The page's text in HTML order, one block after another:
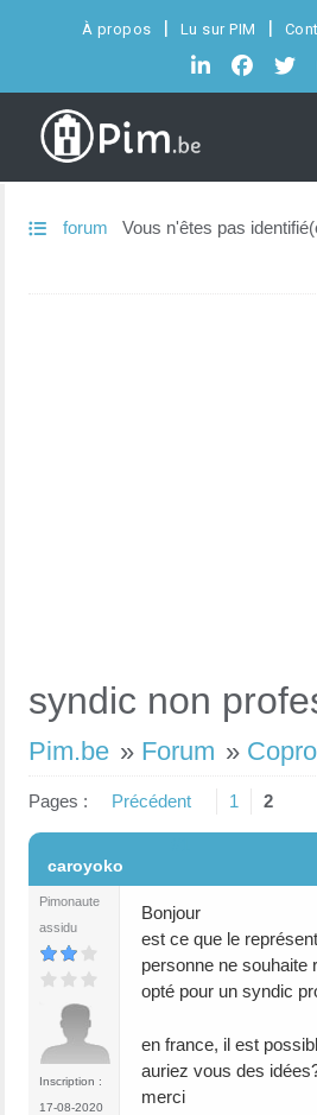
À propos Lu sur PIM
forum Vous n'êtes pas
syndic non
Pim.be » Forum »
Pages : Précédent 1 2
caroyoko
Pimonaute
assidu
Inscription :
17-08-2020
Bonjour
est ce que le
personne ne souhaite
opté pour un syndic
en france, il est
auriez vous des
merci